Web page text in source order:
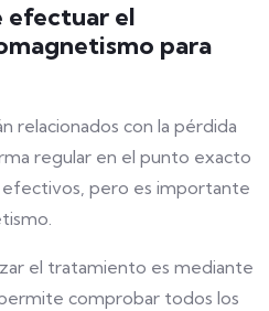
efectuar el
para
relacionados con la pérdida
regular en el punto exacto
pero es importante
el tratamiento es mediante
comprobar todos los